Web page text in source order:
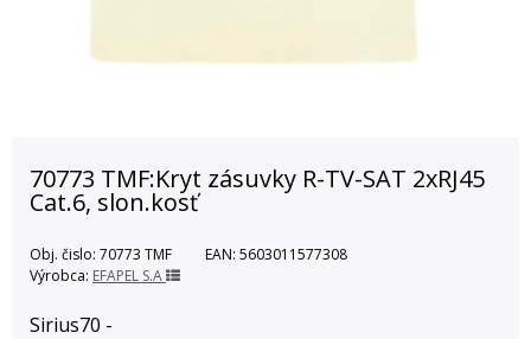
70773 TMF:Kryt zásuvky R-TV-SAT 2xRJ45
Cat.6, slon.kosť
Obj. čislo: 70773 TMF EAN: 5603011577308
Výrobca: EFAPEL S.A
Sirius70 -